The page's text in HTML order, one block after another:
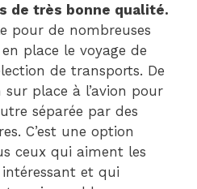
de très bonne qualité.
pour de nombreuses
place le voyage de
de transports. De
place à l’avion pour
séparée par des
C’est une option
ceux qui aiment les
intéressant et qui